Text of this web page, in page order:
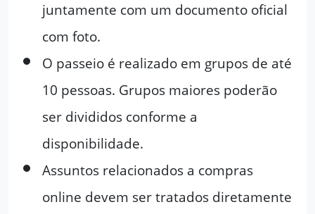
juntamente com um documento oficial
com foto.
O passeio é realizado em grupos de até
10 pessoas. Grupos maiores poderão
ser divididos conforme a
disponibilidade.
Assuntos relacionados a compras
online devem ser tratados diretamente